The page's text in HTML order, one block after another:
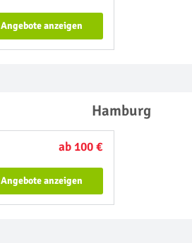
Angebote anzeigen
Hamburg
ab 100 €
Angebote anzeigen